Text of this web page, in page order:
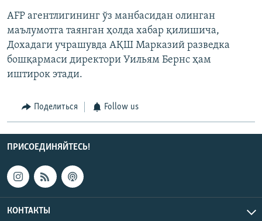
AFP агентлигининг ўз манбасидан олинган
маълумотга таянган ҳолда хабар қилишича,
Дохадаги учрашувда АҚШ Марказий разведка
бошқармаси директори Уильям Бернс ҳам
иштирок этади.
Поделиться Follow us
ПРИСОЕДИНЯЙТЕСЬ!
КОНТАКТЫ